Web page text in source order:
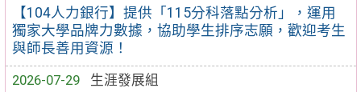
【104人力銀行】提供「115分科落點分析」，運用
獨家大學品牌力數據，協助學生排序志願，歡迎考生
與師長善用資源！
2026-07-29
生涯發展組